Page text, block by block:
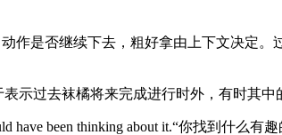
是否继续下去，粗好拿由上下文决定。
示过去袜橘将来完成进行时外，有时其
have been thinking about it.“你找到什